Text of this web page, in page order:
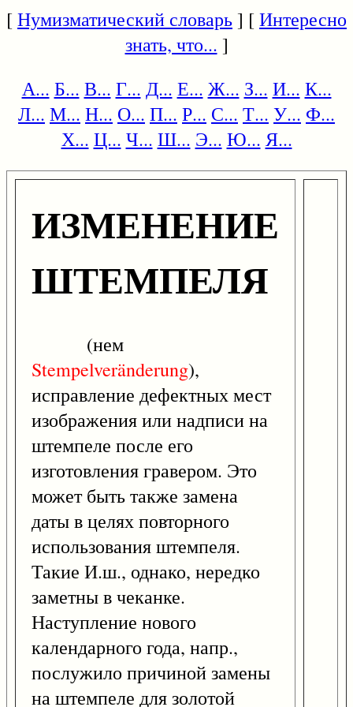
[Нумизматический словарь] [Интересно
знать, что... ]
А... Б... В... Г... Д... Е... Ж... З... И... К...
Л... М... Н... О... П... Р... С... Т... У... Ф...
Х... Ц... Ч... Ш... Э... Ю... Я...
ИЗМЕНЕНИЕ
ШТЕМПЕЛЯ
(нем
Stempelveränderung),
исправление дефектных мест
изображения или надписи на
штемпеле после его
изготовления гравером. Это
может быть также замена
даты в целях повторного
использования штемпеля.
Такие И.ш., однако, нередко
заметны в чеканке.
Наступление нового
календарного года, напр.,
послужило причиной замены
на штемпеле для золотой